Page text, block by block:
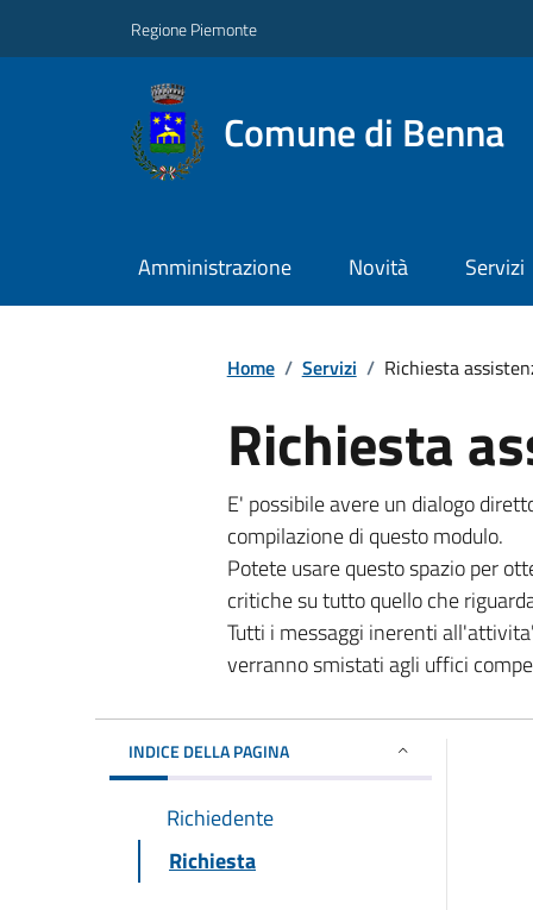
Regione Piemonte
Comune di Benna
Amministrazione Novità Servizi
Home / Servizi / Richiesta
Richiesta
E' possibile avere un dialogo
compilazione di questo modulo.
Potete usare questo spazio per
critiche su tutto quello che
Tutti i messaggi inerenti
verranno smistati agli uffici
INDICE DELLA PAGINA
Richiedente
Richiesta